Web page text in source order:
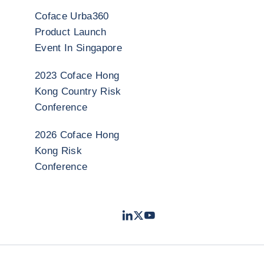
Coface Urba360
Product Launch
Event In Singapore
2023 Coface Hong
Kong Country Risk
Conference
2026 Coface Hong
Kong Risk
Conference
LinkedIn
TwitterYoutube